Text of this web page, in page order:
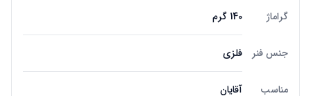
گراماژ 140 گرم
جنس فنر فلزی
مناسب
آقایان